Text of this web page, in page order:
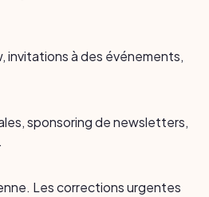
invitations à des événements,
sponsoring de newsletters,
Les corrections urgentes